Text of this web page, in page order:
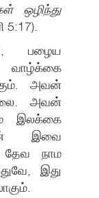
ஒழிந்து
5:17).
பழைய
அவன்
அவன்
இலக்கை
இவை
தேவ நாம
இது